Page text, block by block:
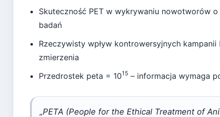
Skuteczność PET w wykrywaniu nowotworów
badań
Rzeczywisty wpływ kontrowersyjnych
zmierzenia
Przedrostek peta = 1015 – informacja wymaga
„PETA (People for the Ethical Treatment of